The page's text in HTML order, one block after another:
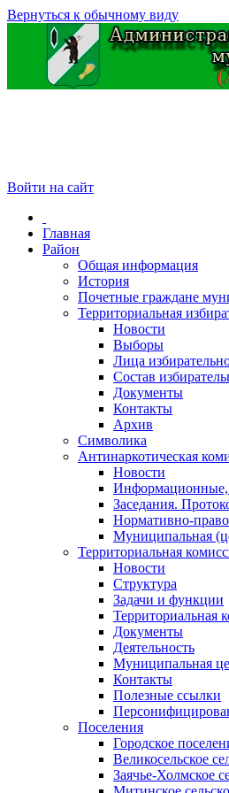
Вернуться к обычному виду
Войти на сайт
Главная
Район
Общая информация
История
Почетные граждане
Территориальная
Новости
Выборы
Лица
Состав
Документы
Контакты
Архив
Символика
Антинаркотическая
Новости
Информационные,
Заседания.
Нормативно-
Муниципальная
Территориальная
Новости
Структура
Задачи и функции
Территориальная
Документы
Деятельность
Муниципальная
Контакты
Полезные ссылки
Поселения
Городское
Великосельское
Заячье-Холмское